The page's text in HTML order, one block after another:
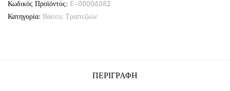
Κωδικός Προϊόντος: Ε-00006382
Κατηγορία: Βάσεις Τραπεζιών
ΠΕΡΙΓΡΑΦΉ